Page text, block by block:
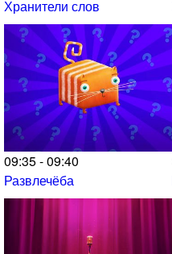
Хранители слов
09:35 - 09:40
Развлечёба